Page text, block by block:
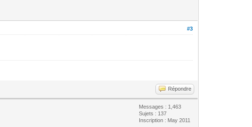
#3
Répondre
Messages : 1,463
Sujets : 137
Inscription : May 2011